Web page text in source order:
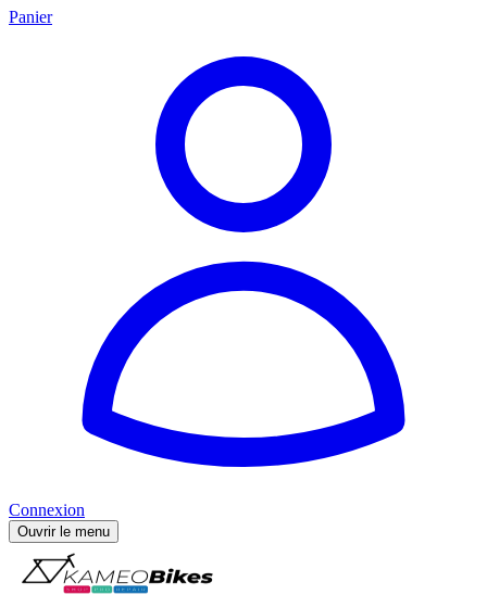
Panier
Connexion
Ouvrir le menu